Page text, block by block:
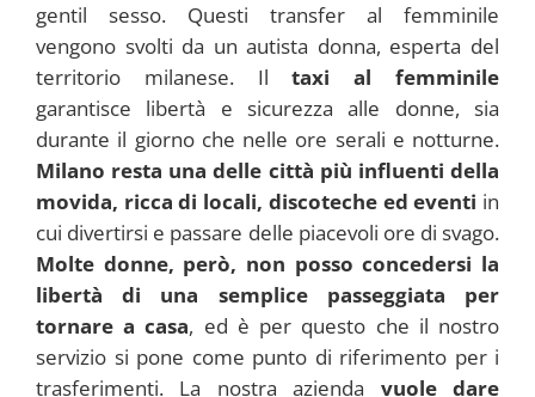
gentil sesso. Questi transfer al femminile
vengono svolti da un autista donna, esperta del
territorio milanese. Iltaxi al femminile
garantisce libertà e sicurezza alle donne, sia
durante il giorno che nelle ore serali e notturne.
Milano resta una delle città più influenti della
movida, ricca di locali, discoteche ed eventi in
cui divertirsi e passare delle piacevoli ore di svago.
Molte donne, però, non posso concedersi la
libertà di una semplice passeggiata per
tornare a casa, ed è per questo che il nostro
servizio si pone come punto di riferimento per i
trasferimenti. La nostra azienda vuole dare